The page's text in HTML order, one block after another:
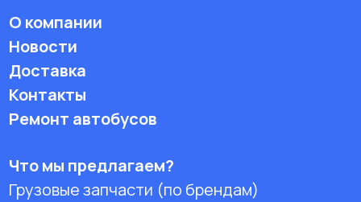
О компании
Новости
Доставка
Контакты
Ремонт автобусов
Что мы предлагаем?
Грузовые запчасти (по брендам)